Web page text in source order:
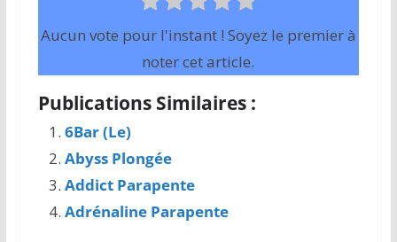
Aucun vote pour l'instant ! Soyez le premier à
noter cet article.
Publications Similaires :
6Bar (Le)
Abyss Plongée
Addict Parapente
Adrénaline Parapente